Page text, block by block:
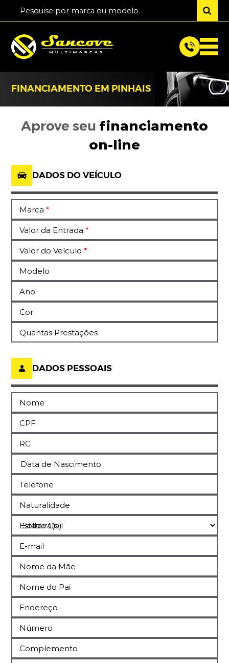
FINANCIAMENTO EM PINHAIS
Aprove seu financiamento
on-line
DADOS DO VEÍCULO
Marca
Valor da Entrada
Valor do Veículo
Modelo
Ano
Cor
Quantas Prestações
DADOS PESSOAIS
Nome
CPF
RG
Data de Nascimento
Telefone
Naturalidade
Estado Civil
E-mail
Nome da Mãe
Nome do Pai
Endereço
Número
Complemento